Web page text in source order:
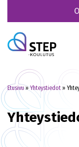
Etusivu»Yhteystiedot »